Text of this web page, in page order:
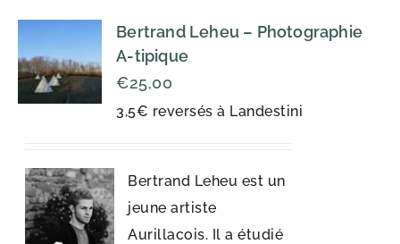
Bertrand Leheu – Photographie
A-tipique
3,5€ reversés à Landestini
€25,00
Bertrand Leheu est un
jeune artiste
Aurillacois. Il a étudié